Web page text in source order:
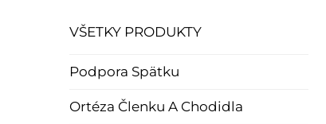
VŠETKY PRODUKTY
Podpora Spätku
Ortéza Členku A Chodidla